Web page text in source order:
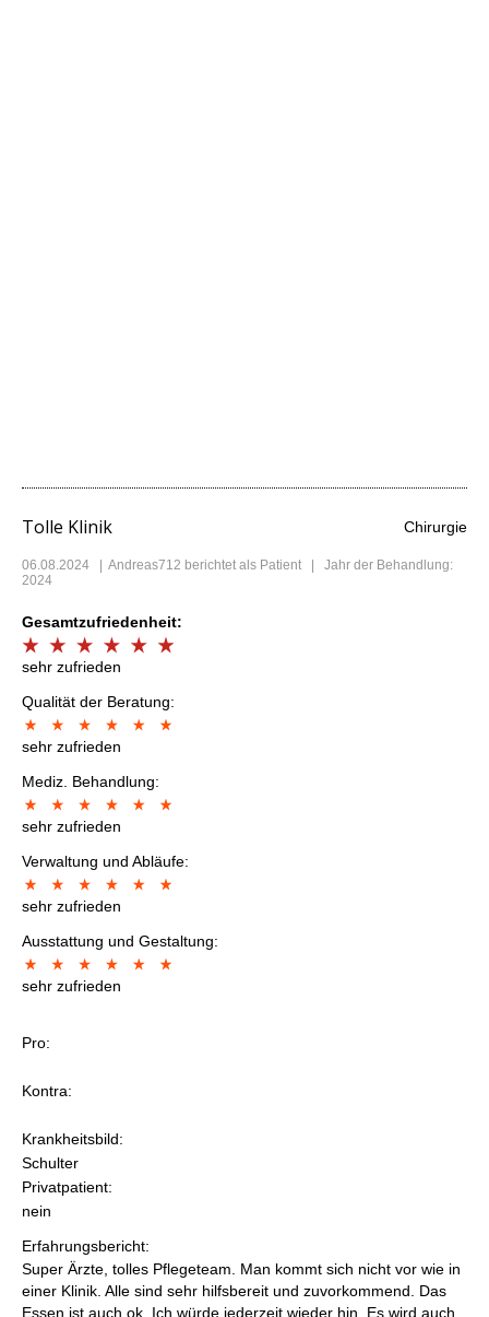
Tolle Klinik Chirurgie
06.08.2024 Andreas712 berichtet als Patient | Jahr der Behandlung:
2024
Gesamtzufriedenheit:
sehr zufrieden
Qualität der Beratung:
sehr zufrieden
Mediz. Behandlung:
sehr zufrieden
Verwaltung und Abläufe:
sehr zufrieden
Ausstattung und Gestaltung:
sehr zufrieden
Pro:
Kontra:
Krankheitsbild:
Schulter
Privatpatient:
nein
Erfahrungsbericht:
Super Ärzte, tolles Pflegeteam. Man kommt sich nicht vor wie in
einer Klinik. Alle sind sehr hilfsbereit und zuvorkommend. Das
Essen ist auch ok. Ich würde jederzeit wieder hin. Es wird auch